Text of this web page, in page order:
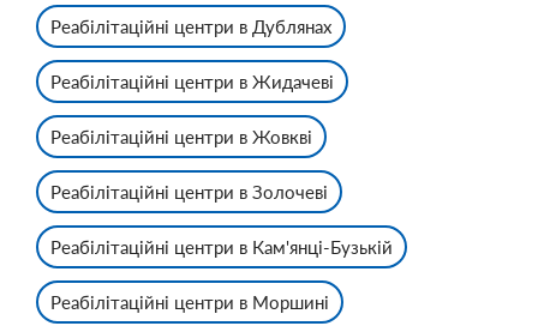
Реабілітаційні центри в Дублянах
Реабілітаційні центри в Жидачеві
Реабілітаційні центри в Жовкві
Реабілітаційні центри в Золочеві
Реабілітаційні центри в Кам'янці-Бузькій
Реабілітаційні центри в Моршині